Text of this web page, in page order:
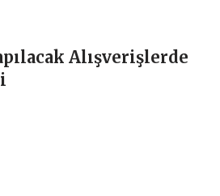
Alışverişlerde